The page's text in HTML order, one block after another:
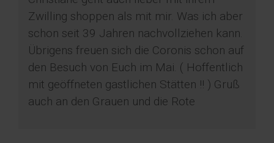
Zwilling shoppen als mit mir. Was ich aber
schon seit 39 Jahren nachvollziehen kann.
Übrigens freuen sich die Coronis schon auf
den Besuch von Euch im Mai. ( Hoffentlich
mit geöffneten gastlichen Stätten !! ) Gruß
auch an den Grauen und die Rote